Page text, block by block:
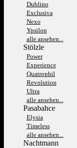
Dublino
Exclusiva
Nexo
Ypsilon
alle ansehen...
Stölzle
Power
Experience
Quatrophil
Revolution
Ultra
alle ansehen...
Pasabahce
Elysia
Timeless
alle ansehen...
Nachtmann